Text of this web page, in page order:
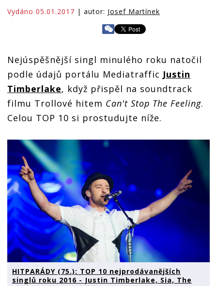
Vydáno 05.01.2017 | autor: Josef Martínek
Nejúspěšnější singl minulého roku natočil
podle údajů portálu Mediatraffic Justin
Timberlake, když přispěl na soundtrack
filmu Trollové hitem Can't Stop The Feeling.
Celou TOP 10 si prostudujte níže.
HITPARÁDY (75.): TOP 10 nejprodávanějších
singlů roku 2016 - Justin Timberlake, Sia, The